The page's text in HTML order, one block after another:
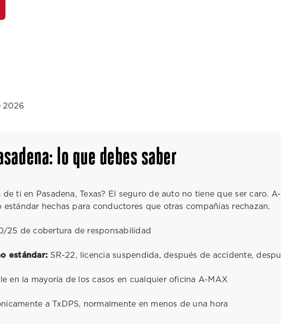
2026
lo que debes saber
ti en Pasadena, Texas? El seguro de auto no tiene que ser caro.
hechas para conductores que otras compañías rechazan.
25 de cobertura de responsabilidad
estándar: SR-22, licencia suspendida, después de accidente,
en la mayoría de los casos en cualquier oficina A-MAX
a TxDPS, normalmente en menos de una hora